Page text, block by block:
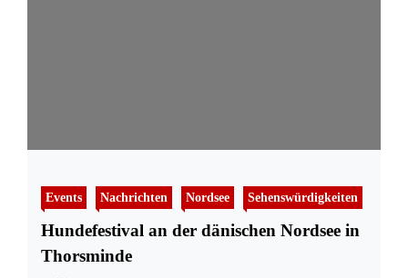
Events Nachrichten Nordsee Sehenswürdigkeiten
Hundefestival an der dänischen Nordsee in
Thorsminde